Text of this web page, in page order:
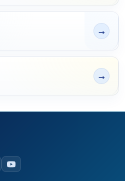
Non indiqué
→
Non indiqué
→